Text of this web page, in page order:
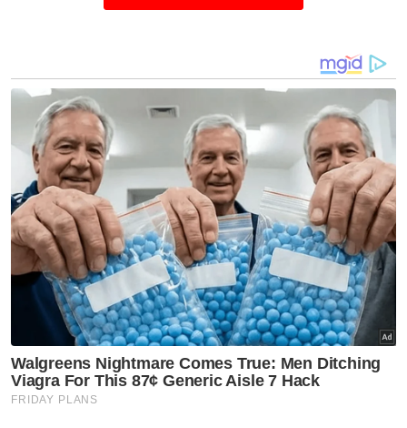
Beliau memberitahu, inisiatif itu juga dapat
Sebelum ini, Persatuan Hospital Swasta
Malaysia (APHM) mengulangi tawaran untuk
membantu kerajaan menjalankan